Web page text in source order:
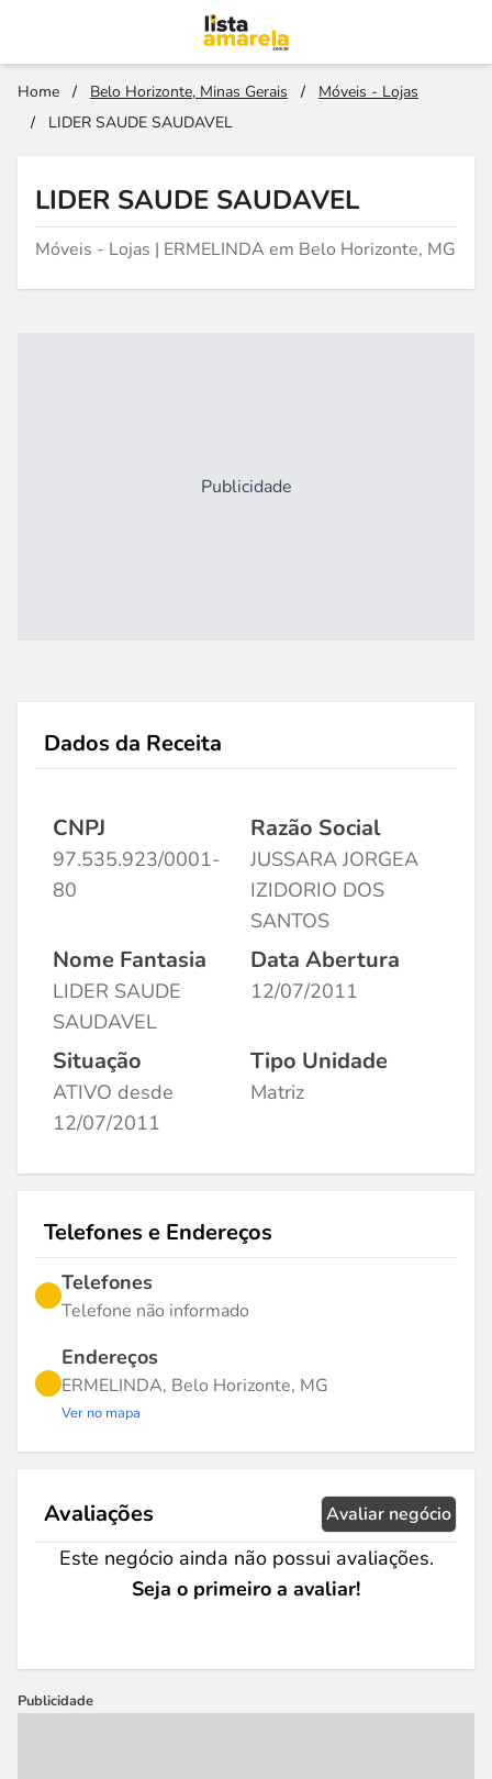
Home / Belo Horizonte, Minas Gerais /
Móveis - Lojas
/
LIDER SAUDE SAUDAVEL
LIDER SAUDE SAUDAVEL
Móveis - Lojas | ERMELINDA em Belo Horizonte, MG
Publicidade
Dados da Receita
CNPJ
97.535.923/0001-
80
Razão Social
JUSSARA JORGEA
IZIDORIO DOS
SANTOS
Nome Fantasia
LIDER SAUDE
SAUDAVEL
Data Abertura
12/07/2011
Situação
ATIVO desde
12/07/2011
Tipo Unidade
Matriz
Telefones e Endereços
Telefones
Telefone não informado
Endereços
ERMELINDA, Belo Horizonte, MG
Ver no mapa
Avaliações Avaliar negócio
Este negócio ainda não possui avaliações.
Seja o primeiro a avaliar!
Publicidade